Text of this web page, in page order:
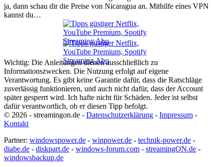
ja, dann schau dir die Preise von Nicaragua an. Mithilfe eines VPN
kannst du…
Wichtig: Die Anleitungen dienen ausschließlich zu
Informationszwecken. Die Nutzung erfolgt auf eigene
Verantwortung. Es gibt keine Garantie dafür, dass die Ratschläge
zuverlässig funktionieren, und auch nicht dafür, dass der Account
später gesperrt wird. Ich hafte nicht für Schäden. Jeder ist selbst
dafür verantwortlich, ob er diesen Tipp befolgt.
© 2026 - streamingon.de - Datenschutzerklärung - Impressum -
Kontakt
Partner: windowspower.de - winpower.de - technik-power.de -
diabe.de - diskpart.de - windows-forum.com - streamingON.de -
windowsbackup.de